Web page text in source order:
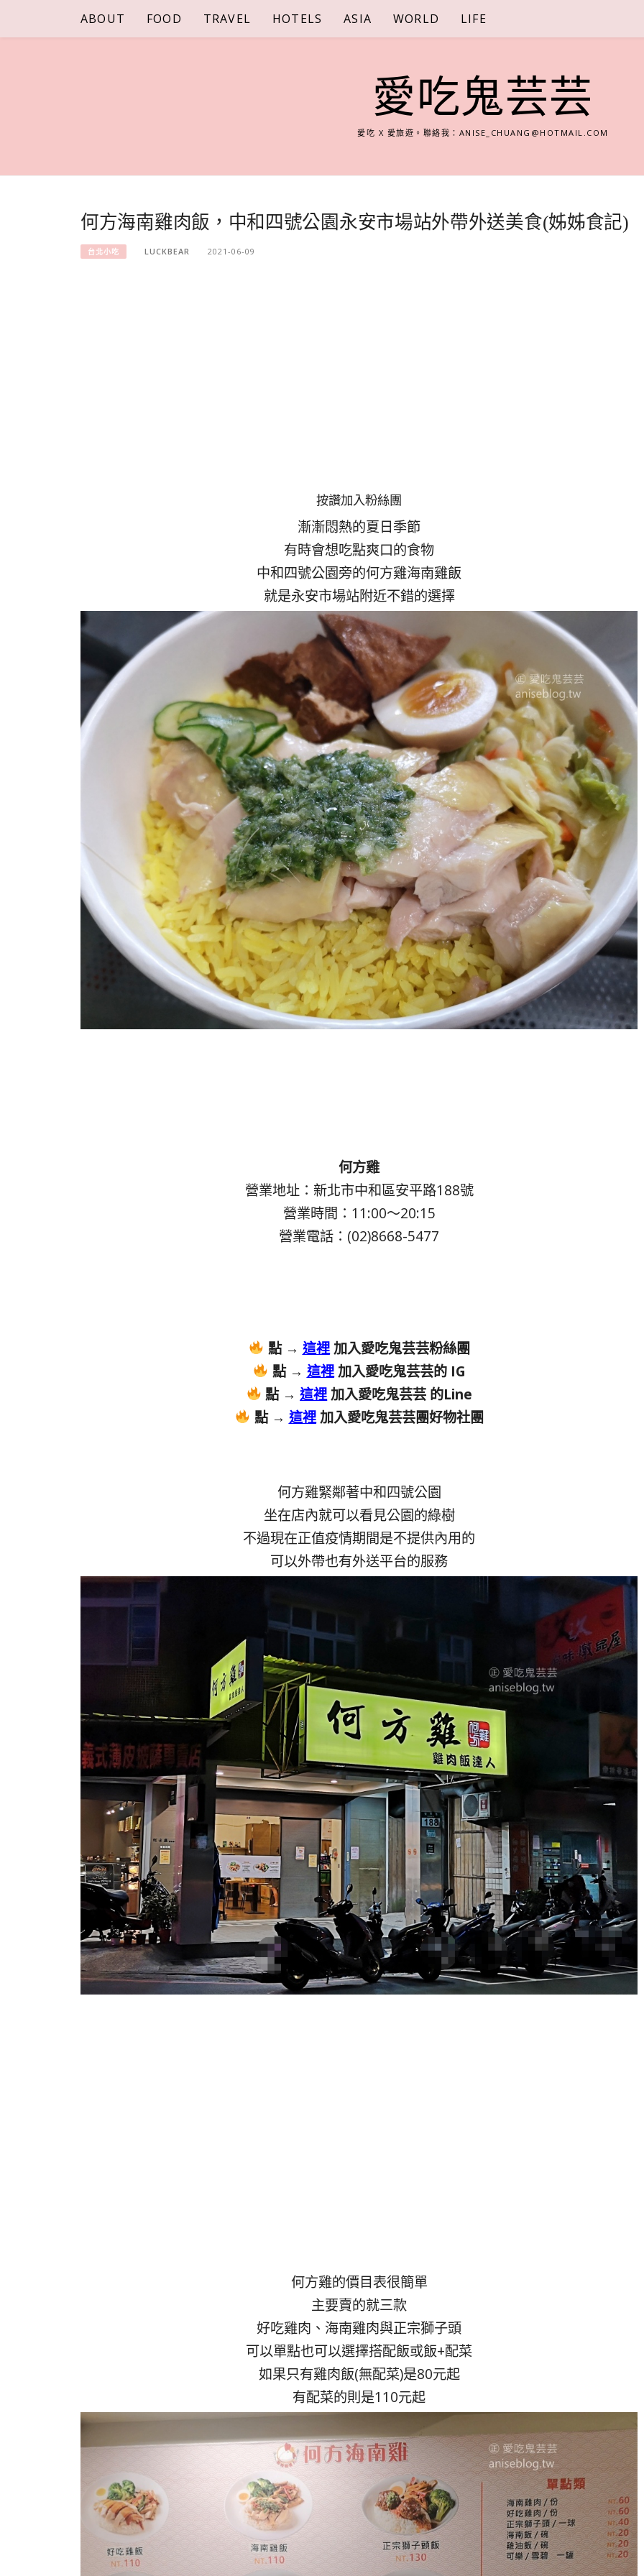
content
ABOUT FOOD TRAVEL HOTELS ASIA WORLD LIFE
愛吃鬼芸芸
愛吃 X 愛旅遊。聯絡我： ANISE_CHUANG@HOTMAIL.COM
何方海南雞肉飯，中和四號公園永安市場站外帶外送美食(姊姊食記)
台北小吃 LUCKBEAR 2021-06-09
按讚加入粉絲團
漸漸悶熱的夏日季節
有時會想吃點爽口的食物
中和四號公園旁的何方雞海南雞飯
就是永安市場站附近不錯的選擇
何方雞
營業地址：新北市中和區安平路188號
營業時間：11:00～20:15
營業電話：(02)8668-5477
點 → 這裡加入愛吃鬼芸芸粉絲團
點 → 這裡加入愛吃鬼芸芸的 IG
點 →這裡加入愛吃鬼芸芸 的Line
點 → 這裡加入愛吃鬼芸芸團好物社團
何方雞緊鄰著中和四號公園
坐在店內就可以看見公園的綠樹
不過現在正值疫情期間是不提供內用的
可以外帶也有外送平台的服務
何方雞的價目表很簡單
主要賣的就三款
好吃雞肉、海南雞肉與正宗獅子頭
可以單點也可以選擇搭配飯或飯+配菜
如果只有雞肉飯(無配菜)是80元起
有配菜的則是110元起